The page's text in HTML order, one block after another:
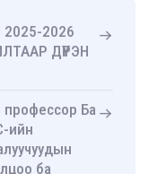
2026
ДҮҮРЭН
Ба
ийн
ба